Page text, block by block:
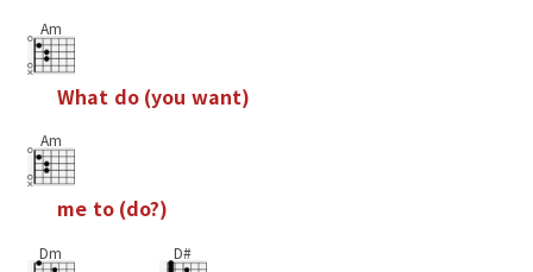
Am
What do (you want)
Am
me to (do?)
Dm D#